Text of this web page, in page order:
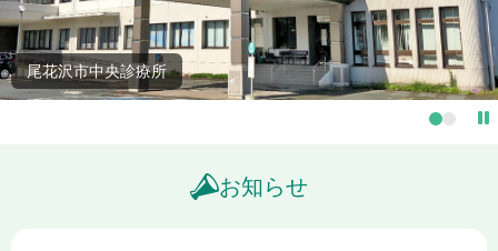
尾花沢市中央診療所
お知らせ